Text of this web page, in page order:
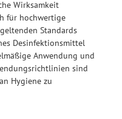
Wirksamkeit
für hochwertige
Standards
Desinfektionsmittel
Anwendung und
sind
Hygiene zu